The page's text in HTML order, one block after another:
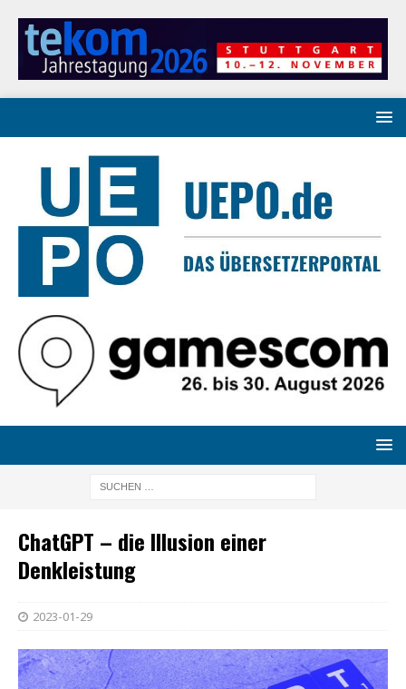
ChatGPT – die Illusion einer
Denkleistung
2023-01-29